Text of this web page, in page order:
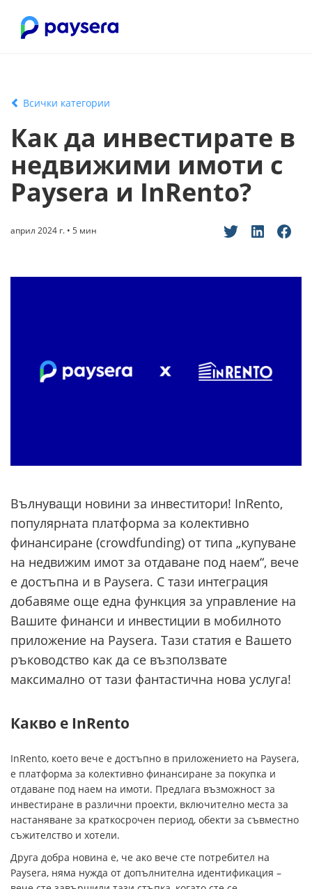
Всички категории
Как да инвестирате в
недвижими имоти с
Paysera и InRento?
април 2024 г. • 5 мин
Вълнуващи новини за инвеститори! InRento,
популярната платформа за колективно
финансиране (crowdfunding) от типа „купуване
на недвижим имот за отдаване под наем“, вече
е достъпна и в Paysera. С тази интеграция
добавяме още една функция за управление на
Вашите финанси и инвестиции в мобилното
приложение на Paysera. Тази статия е Вашето
ръководство как да се възползвате
максимално от тази фантастична нова услуга!
Какво е InRento
InRento, което вече е достъпно в приложението на Paysera,
е платформа за колективно финансиране за покупка и
отдаване под наем на имоти. Предлага възможност за
инвестиране в различни проекти, включително места за
настаняване за краткосрочен период, обекти за съвместно
съжителство и хотели.
Друга добра новина e, че ако вече сте потребител на
Paysera, няма нужда от допълнителна идентификация –